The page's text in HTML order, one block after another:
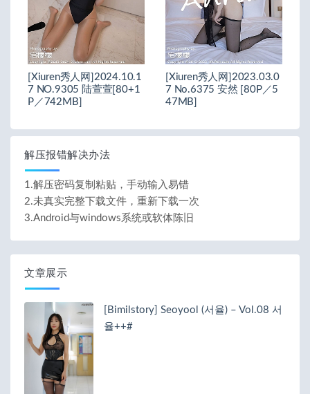
[Xiuren秀人网]2024.10.1
7 NO.9305 陆萱萱[80+1
P／742MB]
[Xiuren秀人网]2023.03.0
7 No.6375 安然 [80P／5
47MB]
解压报错解决办法
1.解压密码复制粘贴，手动输入易错
2.未真实完整下载文件，重新下载一次
3.Android与windows系统或软体陈旧
文章展示
[Bimilstory] Seoyool (서율) – Vol.08 서
율++#